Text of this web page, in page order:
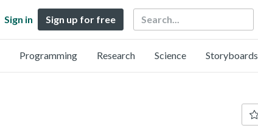
Sign in Sign up for free Search
Programming Research Science Storyboards